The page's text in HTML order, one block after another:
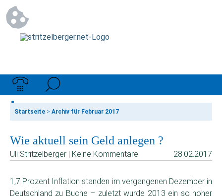
Startseite > Archiv für Februar 2017
Wie aktuell sein Geld anlegen ?
Uli Stritzelberger | Keine Kommentare 28.02.2017
1,7 Prozent Inflation standen im vergangenen Dezember in
Deutschland zu Buche – zuletzt wurde 2013 ein so hoher